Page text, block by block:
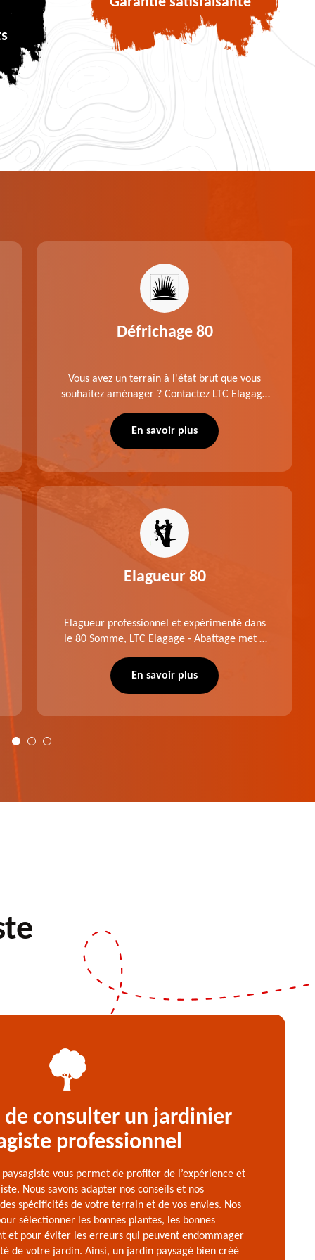
Défrichage 80
Vous avez un terrain à l'état brut que vous
souhaitez aménager ? Contactez LTC Elagage
80 Somme. Travail suivant les règles de l'art.
En savoir plus
Elagueur 80
Elagueur professionnel et expérimenté dans
le 80 Somme, LTC Elagage - Abattage met à
notre intervention, votre espace vert sera
En savoir plus
de consulter un jardinier
professionnel
vous permet de profiter de l’expérience et
Nous savons adapter nos conseils et nos
spécificités de votre terrain et de vos envies. Nos
sélectionner les bonnes plantes, les bonnes
et pour éviter les erreurs qui peuvent endommager
de votre jardin. Ainsi, un jardin paysagé bien créé